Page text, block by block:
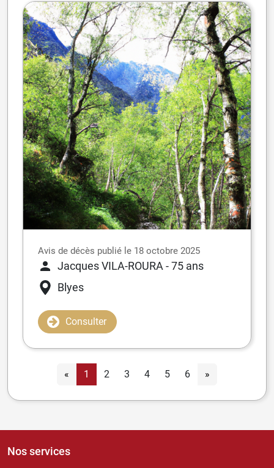
Avis de décès publié le 18 octobre 2025
Jacques VILA-ROURA - 75 ans
Blyes
Consulter
« 1 2 3 4 5 6 »
Nos services